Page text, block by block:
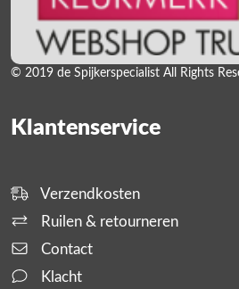
© 2019 de Spijkerspecialist All Rights
Klantenservice
Verzendkosten
Ruilen & retourneren
Contact
Klacht